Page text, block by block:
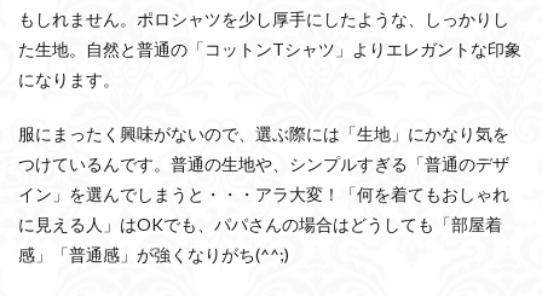
もしれません。ポロシャツを少し厚手にしたような、しっかりし
た生地。自然と普通の「コットンTシャツ」よりエレガントな印象
になります。
服にまったく興味がないので、選ぶ際には「生地」にかなり気を
つけているんです。普通の生地や、シンプルすぎる「普通のデザ
イン」を選んでしまうと・・・アラ大変！「何を着てもおしゃれ
に見える人」はOKでも、パパさんの場合はどうしても「部屋着
感」「普通感」が強くなりがち(^^;)